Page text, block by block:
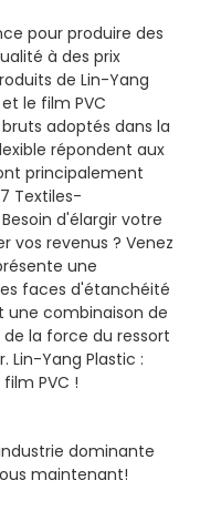
pour produire des
à des prix
de Lin-Yang
le film PVC
adoptés dans la
répondent aux
principalement
Textiles-
d'élargir votre
vos revenus ? Venez
une
faces d'étanchéité
une combinaison de
la force du ressort
Lin-Yang Plastic :
PVC !
dominante
maintenant!